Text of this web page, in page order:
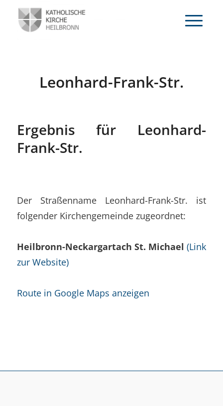
Leonhard-Frank-Str.
Ergebnis für Leonhard-
Frank-Str.
Der Straßenname Leonhard-Frank-Str. ist
folgender Kirchengemeinde zugeordnet:
Heilbronn-Neckargartach St. Michael(Link
zur Website)
Route in Google Maps anzeigen